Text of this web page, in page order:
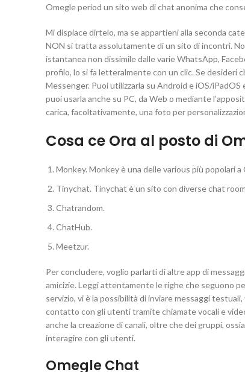
Omegle period un sito web di chat anonima che
Mi dispiace dirtelo, ma se appartieni alla seconda
NON si tratta assolutamente di un sito di incontri.
istantanea non dissimile dalle varie WhatsApp,
profilo, lo si fa letteralmente con un clic. Se desideri
Messenger. Puoi utilizzarla su Android e iOS/
puoi usarla anche su PC, da Web o mediante
carica, facoltativamente, una foto per
Cosa ce Ora al posto di
Monkey. Monkey è una delle various più popolari
Tinychat. Tinychat è un sito con diverse chat
Chatrandom.
ChatHub.
Meetzur.
Per concludere, voglio parlarti di altre app di
amicizie. Leggi attentamente le righe che seguono
servizio, vi è la possibilità di inviare messaggi
contatto con gli utenti tramite chiamate vocali e
anche la creazione di canali, oltre che dei gruppi,
interagire con gli utenti.
Omegle Chat